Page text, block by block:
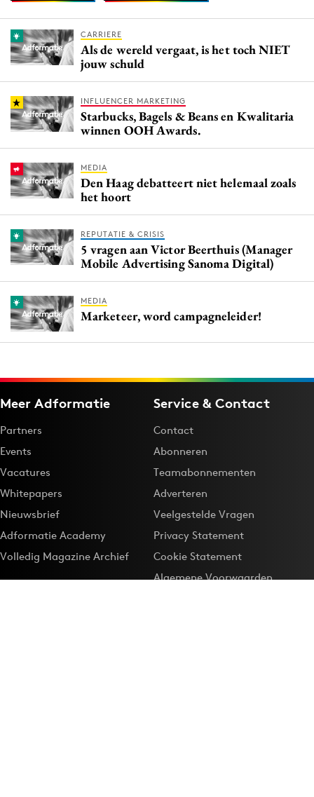
CARRIERE
Als de wereld vergaat, is het toch NIET
jouw schuld
INFLUENCER MARKETING
Starbucks, Bagels & Beans en Kwalitaria
winnen OOH Awards.
MEDIA
Den Haag debatteert niet helemaal zoals
het hoort
REPUTATIE & CRISIS
5 vragen aan Victor Beerthuis (Manager
Mobile Advertising Sanoma Digital)
MEDIA
Marketeer, word campagneleider!
Meer Adformatie
Partners
Events
Vacatures
Whitepapers
Nieuwsbrief
Adformatie Academy
Volledig Magazine Archief
Service & Contact
Contact
Abonneren
Teamabonnementen
Adverteren
Veelgestelde Vragen
Privacy Statement
Cookie Statement
Algemene Voorwaarden